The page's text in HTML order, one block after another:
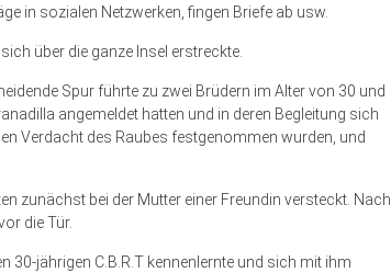
in sozialen Netzwerken, fingen Briefe ab usw.
über die ganze Insel erstreckte.
Spur führte zu zwei Brüdern im Alter von 30 und
angemeldet hatten und in deren Begleitung sich
Verdacht des Raubes festgenommen wurden, und
zunächst bei der Mutter einer Freundin versteckt. Nach
die Tür.
30-jährigen C.B.R.T kennenlernte und sich mit ihm